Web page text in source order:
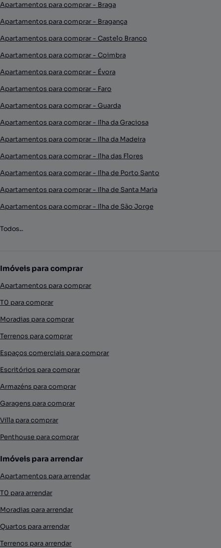
Apartamentos para comprar - Braga
Apartamentos para comprar - Bragança
Apartamentos para comprar - Castelo Branco
Apartamentos para comprar - Coimbra
Apartamentos para comprar - Évora
Apartamentos para comprar - Faro
Apartamentos para comprar - Guarda
Apartamentos para comprar - Ilha da Graciosa
Apartamentos para comprar - Ilha da Madeira
Apartamentos para comprar - Ilha das Flores
Apartamentos para comprar - Ilha de Porto Santo
Apartamentos para comprar - Ilha de Santa Maria
Apartamentos para comprar - Ilha de São Jorge
Todos...
Imóveis para comprar
Apartamentos para comprar
T0 para comprar
Moradias para comprar
Terrenos para comprar
Espaços comerciais para comprar
Escritórios para comprar
Armazéns para comprar
Garagens para comprar
Villa para comprar
Penthouse para comprar
Imóveis para arrendar
Apartamentos para arrendar
T0 para arrendar
Moradias para arrendar
Quartos para arrendar
Terrenos para arrendar